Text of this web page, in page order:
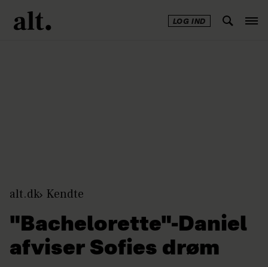
LOG IND
alt.dk Kendte
"Bachelorette"-Daniel
afviser Sofies drøm